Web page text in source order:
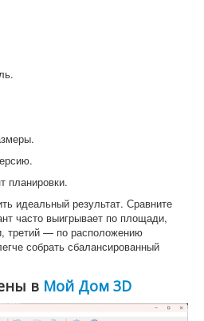
планировки.
идеальный результат. Сравните
часто выигрывает по площади,
третий — по расположению
собрать сбалансированный
в Мой Дом 3D